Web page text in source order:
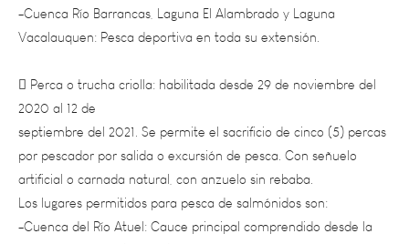
 Perca o trucha criolla: habilitada desde 29 de noviembre del
2020 al 12 de
septiembre del 2021. Se permite el sacrificio de cinco (5) percas
por pescador por salida o excursión de pesca. Con señuelo
artificial o carnada natural, con anzuelo sin rebaba.
Los lugares permitidos para pesca de salmónidos son:
-Cuenca del Río Atuel: Cauce principal comprendido desde la
Ruta Nacional 40 (puente) aguas abajo, hasta el Embalse EL